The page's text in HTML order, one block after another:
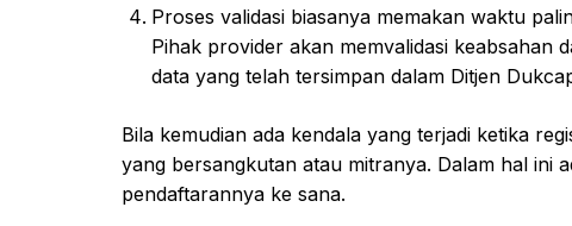
Proses validasi biasanya memakan waktu
Pihak provider akan memvalidasi keabsahan
data yang telah tersimpan dalam Ditjen
Bila kemudian ada kendala yang terjadi ketika
yang bersangkutan atau mitranya. Dalam hal ini
pendaftarannya ke sana.